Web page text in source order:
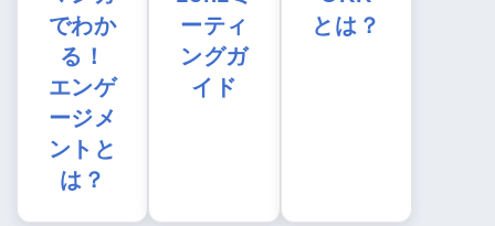
でわか
る！
エンゲ
ージメ
ントと
は？
ーティ
ングガ
イド
とは？